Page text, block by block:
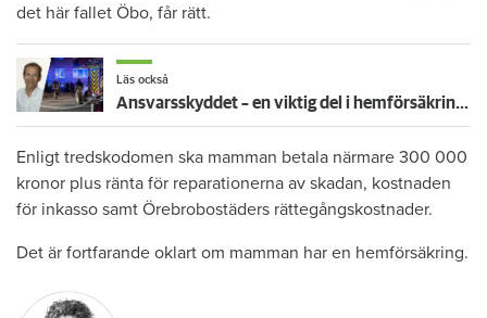
det här fallet Öbo, får rätt.
Läs också
Ansvarsskyddet – en viktig del i hemförsäkringen
Enligt tredskodomen ska mamman betala närmare 300 000
kronor plus ränta för reparationerna av skadan, kostnaden
för inkasso samt Örebrobostäders rättegångskostnader.
Det är fortfarande oklart om mamman har en hemförsäkring.